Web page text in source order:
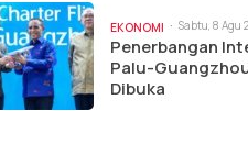
EKONOMI Sabtu, 8 Agu
Penerbangan
Palu-
Dibuka